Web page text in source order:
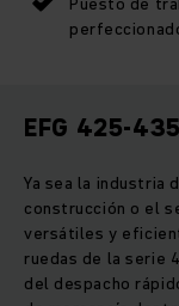
EFG 425-435
Ya sea la industria
construcción o el
versátiles y
ruedas de la serie
del despacho